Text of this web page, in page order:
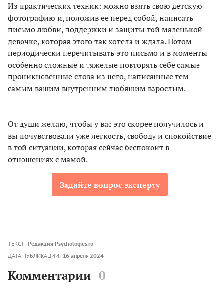
Из практических техник: можно взять свою детскую
фотографию и, положив ее перед собой, написать
письмо любви, поддержки и защиты той маленькой
девочке, которая этого так хотела и ждала. Потом
периодически перечитывать это письмо и в моменты
особенно сложные и тяжелые повторять себе самые
проникновенные слова из него, написанные тем
самым вашим внутренним любящим взрослым.
От души желаю, чтобы у вас это скорее получилось и
вы почувствовали уже легкость, свободу и спокойствие
в той ситуации, которая сейчас беспокоит в
отношениях с мамой.
Задайте вопрос эксперту
ТЕКСТ: Редакция Psychologies.ru
ДАТА ПУБЛИКАЦИИ: 16 апреля 2024
Комментарии 0